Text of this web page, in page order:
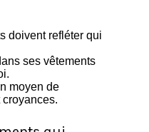
doivent refléter qui
ses vêtements
moyen de